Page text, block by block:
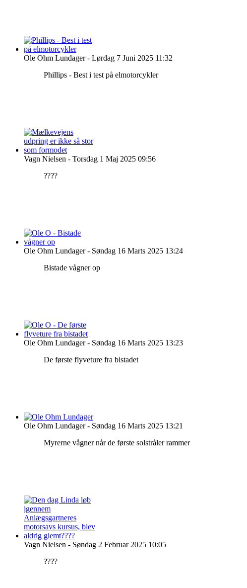
Ole Ohm Lundager- Lørdag 7 Juni 2025 11:32
Phillips - Best i test på elmotorcykler
Vagn Nielsen - Torsdag 1 Maj 2025 09:56
????
Ole Ohm Lundager- Søndag 16 Marts 2025 13:24
Bistade vågner op
Ole Ohm Lundager- Søndag 16 Marts 2025 13:23
De første flyveture fra bistadet
Ole Ohm Lundager- Søndag 16 Marts 2025 13:21
Myrerne vågner når de første solstråler rammer
Vagn Nielsen - Søndag 2 Februar 2025 10:05
????